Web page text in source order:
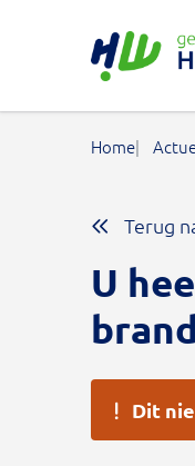
Home
Terug
U
brand
Dit